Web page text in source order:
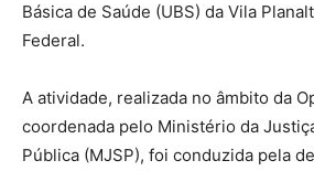
Básica de Saúde (UBS) da Vila
Federal.
A atividade, realizada no âmbito da
coordenada pelo Ministério da
Pública (MJSP), foi conduzida pela